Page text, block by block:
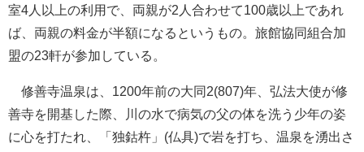
室4人以上の利用で、両親が2人合わせて100歳以上であれ
ば、両親の料金が半額になるというもの。旅館協同組合加
盟の23軒が参加している。
修善寺温泉は、1200年前の大同2(807)年、弘法大使が修
善寺を開基した際、川の水で病気の父の体を洗う少年の姿
に心を打たれ、「独鈷杵」(仏具)で岩を打ち、温泉を湧出さ